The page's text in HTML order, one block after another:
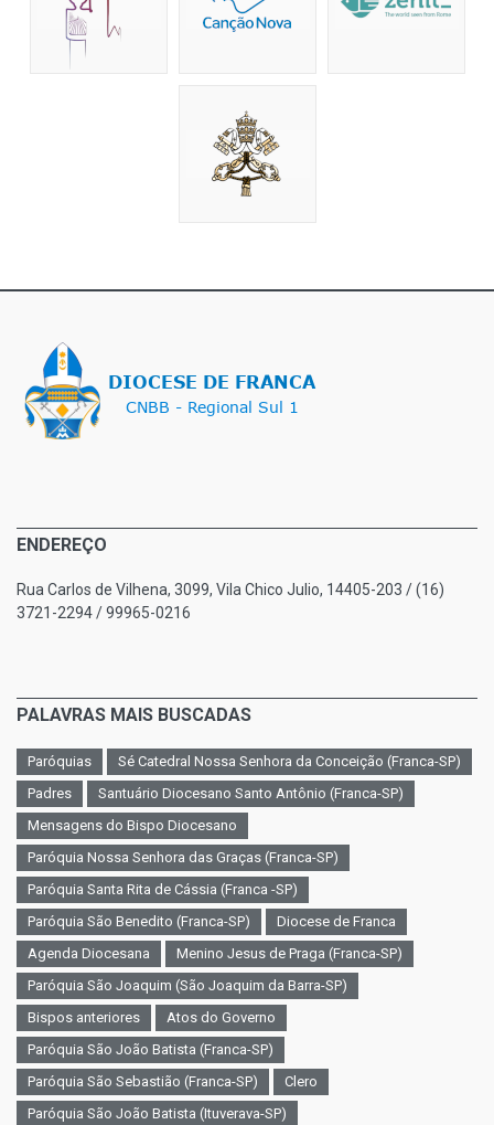
ENDEREÇO
Rua Carlos de Vilhena, 3099, Vila Chico Julio, 14405-203 / (16)
3721-2294 / 99965-0216
PALAVRAS MAIS BUSCADAS
Paróquias
Sé Catedral Nossa Senhora da Conceição (Franca-SP)
Padres
Santuário Diocesano Santo Antônio (Franca-SP)
Mensagens do Bispo Diocesano
Paróquia Nossa Senhora das Graças (Franca-SP)
Paróquia Santa Rita de Cássia (Franca -SP)
Paróquia São Benedito (Franca-SP)
Diocese de Franca
Agenda Diocesana
Menino Jesus de Praga (Franca-SP)
Paróquia São Joaquim (São Joaquim da Barra-SP)
Bispos anteriores
Atos do Governo
Paróquia São João Batista (Franca-SP)
Paróquia São Sebastião (Franca-SP)
Clero
Paróquia São João Batista (Ituverava-SP)